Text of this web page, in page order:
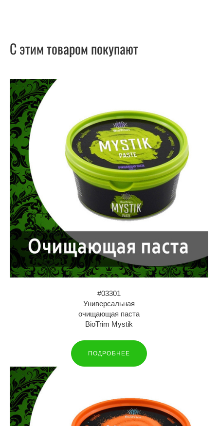
С этим товаром покупают
#03301
Универсальная
очищающая паста
BioTrim Mystik
ПОДРОБНЕЕ